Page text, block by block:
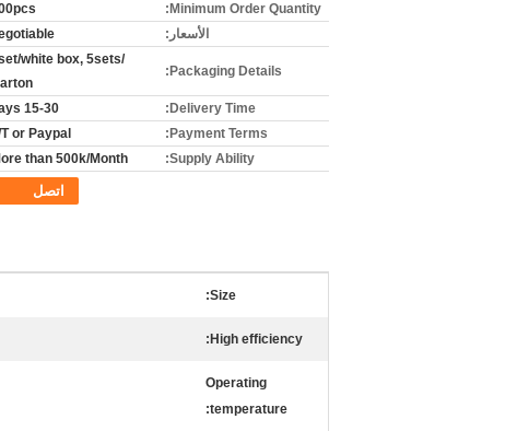
Minimum Order Quantity:
الأسعار:
Packaging Details:
white box, 5sets/
Delivery Time:
15-30 days
Payment Terms:
or Paypal
Supply Ability:
than 500k/Month
اتصل
Size:
High efficiency:
Operating
temperature: